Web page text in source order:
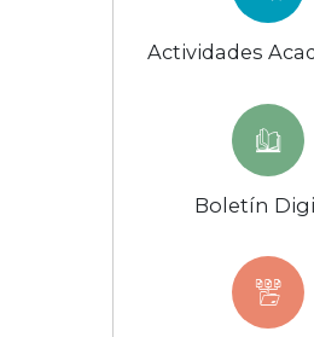
Actividades
Boletín